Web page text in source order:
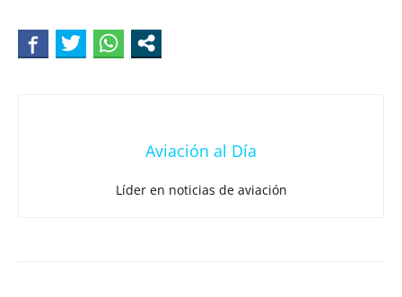
Aviación al Día
Líder en noticias de aviación